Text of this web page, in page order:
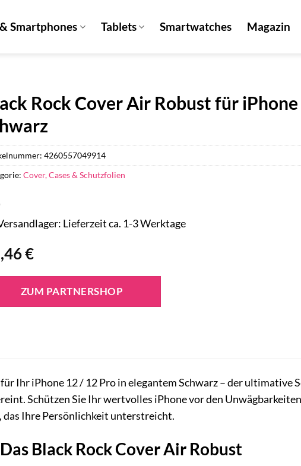
Smartphones Tablets Smartwatches Magazin
Rock Cover Air Robust für
€
Lieferzeit ca. 1-3 Werktage
ZUM PARTNERSHOP
4260557049914
Cover, Cases & Schutzfolien
Ihr iPhone 12 / 12 Pro in elegantem Schwarz – der ultimative
Schützen Sie Ihr wertvolles iPhone vor den
das Ihre Persönlichkeit unterstreicht.
Black Rock Cover Air Robust